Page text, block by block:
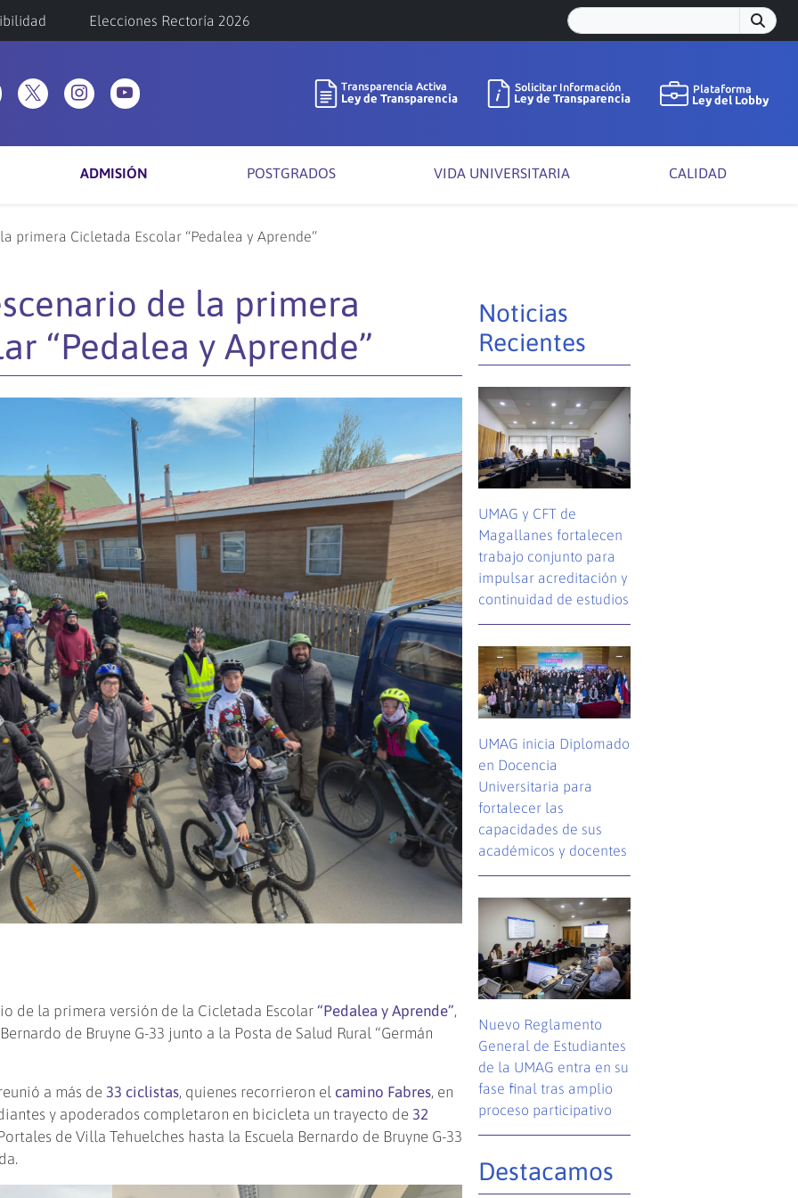
Elecciones Rectoría 2026
ADMISIÓN POSTGRADOS VIDA UNIVERSITARIA CALIDAD
primera Cicletada Escolar “Pedalea y Aprende”
de la primera
“Pedalea y Aprende”
de la primera versión de la Cicletada Escolar“Pedalea y Aprende”,
de Bruyne G-33 junto a la Posta de Salud Rural “Germán
a más de 33 ciclistas, quienes recorrieron el camino Fabres, en
y apoderados completaron en bicicleta un trayecto de 32
de Villa Tehuelches hasta la Escuela Bernardo de Bruyne G-33
Noticias
Recientes
UMAG y CFT de
Magallanes fortalecen
trabajo conjunto para
impulsar acreditación y
continuidad de estudios
UMAG inicia Diplomado
en Docencia
Universitaria para
fortalecer las
capacidades de sus
académicos y docentes
Nuevo Reglamento
General de Estudiantes
de la UMAG entra en su
fase final tras amplio
proceso participativo
Destacamos